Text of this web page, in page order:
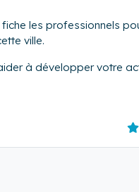
les professionnels
ville.
à développer votre